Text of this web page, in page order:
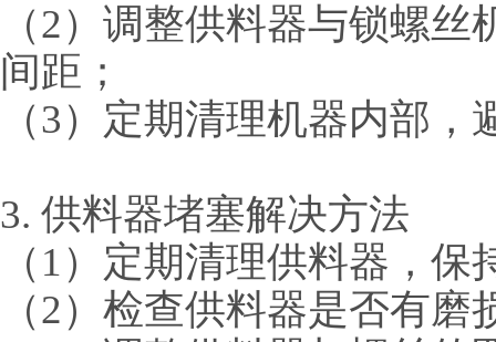
（2）调整供料器与锁螺丝
间距；
（3）定期清理机器内部，
3. 供料器堵塞解决方法
（ 1）定期清理供料器，保
（2）检查供料器是否有磨